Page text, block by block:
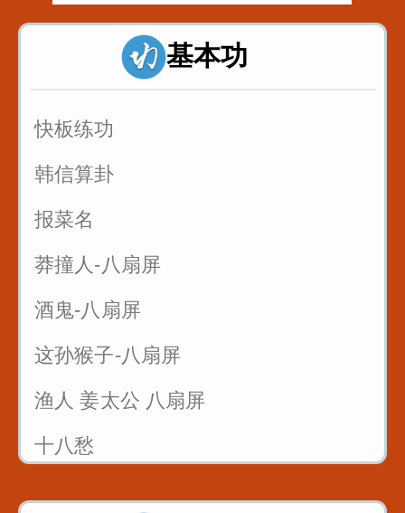
基本功
快板练功
韩信算卦
报菜名
莽撞人-八扇屏
酒鬼-八扇屏
这孙猴子-八扇屏
渔人 姜太公 八扇屏
十八愁